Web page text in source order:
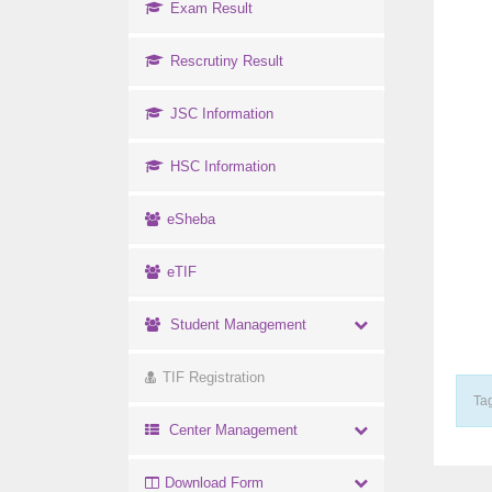
Exam Result
Rescrutiny Result
JSC Information
HSC Information
eSheba
eTIF
Student Management
TIF Registration
Center Management
Download Form